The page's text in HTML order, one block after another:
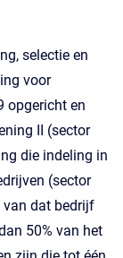
selectie en
voor
opgericht en
II (sector
die indeling in
(sector
van dat bedrijf
50% van het